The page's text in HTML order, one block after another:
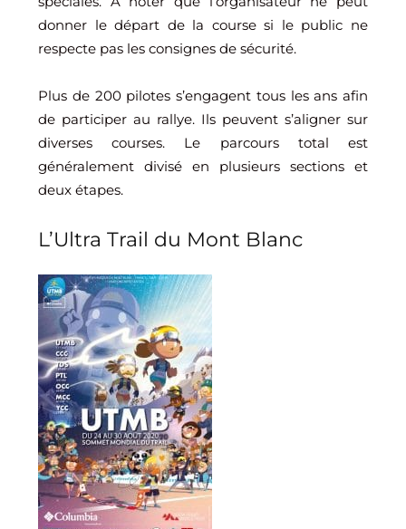
donner le départ de la course si le public ne
respecte pas les consignes de sécurité.
Plus de 200 pilotes s’engagent tous les ans afin
de participer au rallye. Ils peuvent s’aligner sur
diverses courses. Le parcours total est
généralement divisé en plusieurs sections et
deux étapes.
L’Ultra Trail du Mont Blanc